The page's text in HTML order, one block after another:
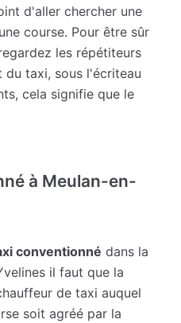
d'aller chercher une
course. Pour être sûr
les répétiteurs
du taxi, sous l'écriteau
cela signifie que le
à Meulan-en-
conventionné dans la
il faut que la
de taxi auquel
soit agréé par la